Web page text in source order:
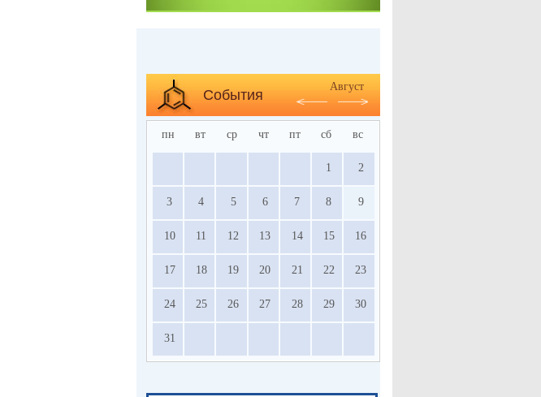
События
Август
пн вт ср чт пт сб вс
1 2
3 4 5 6 7 8 9
10 11 12 13 14 15 16
17 18 19 20 21 22 23
24 25 26 27 28 29 30
31